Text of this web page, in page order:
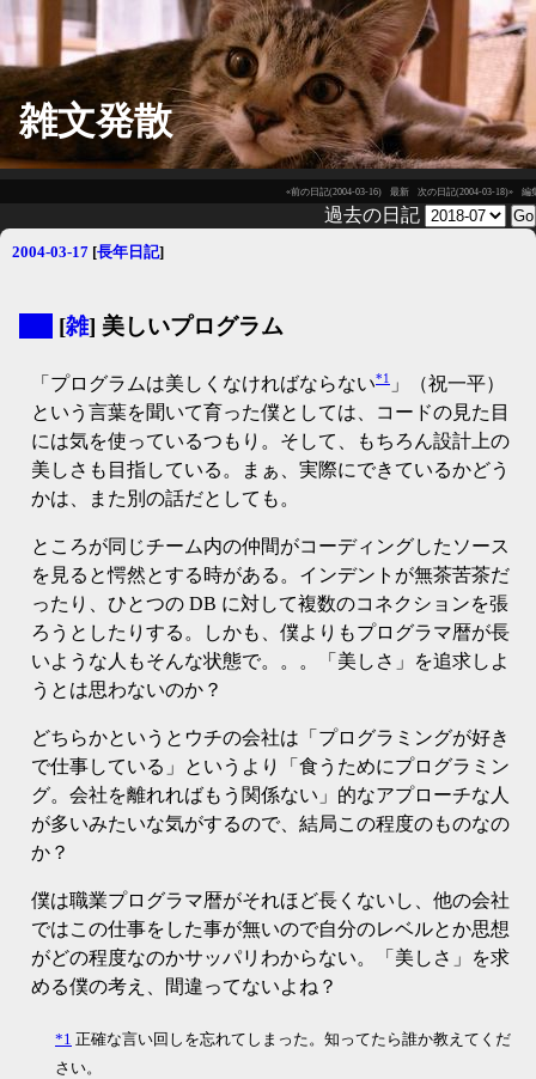
雑文発散
«前の日記(2004-03-16) 最新 次の日記(2004-03-18)» 編
過去の日記
2004-03-17 [長年日記]
[雑] 美しいプログラム
「プログラムは美しくなければならない*1 」（祝一平）
という言葉を聞いて育った僕としては、コードの見た目
には気を使っているつもり。そして、もちろん設計上の
美しさも目指している。まぁ、実際にできているかどう
かは、また別の話だとしても。
ところが同じチーム内の仲間がコーディングしたソース
を見ると愕然とする時がある。インデントが無茶苦茶だ
ったり、ひとつの DB に対して複数のコネクションを張
ろうとしたりする。しかも、僕よりもプログラマ暦が長
いような人もそんな状態で。。。「美しさ」を追求しよ
うとは思わないのか？
どちらかというとウチの会社は「プログラミングが好き
で仕事している」というより「食うためにプログラミン
グ。会社を離れればもう関係ない」的なアプローチな人
が多いみたいな気がするので、結局この程度のものなの
か？
僕は職業プログラマ暦がそれほど長くないし、他の会社
ではこの仕事をした事が無いので自分のレベルとか思想
がどの程度なのかサッパリわからない。「美しさ」を求
める僕の考え、間違ってないよね？
*1 正確な言い回しを忘れてしまった。知ってたら誰か教えてくだ
さい。